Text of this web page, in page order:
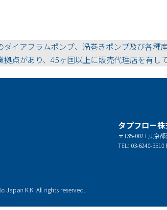
イアフラムポンプ、渦巻きポンプ及び各種
点があり、45ヶ国以上に販売代理店を有して
タプフロー
〒135-0021 東京
TEL: 03-6240-3510
Japan K.K. All rights reserved.